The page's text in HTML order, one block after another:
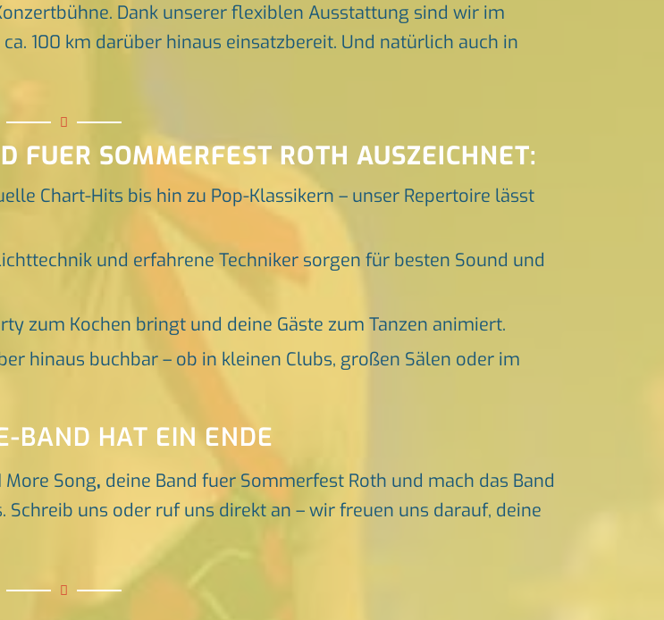
Dank unserer flexiblen Ausstattung sind wir im
100 km darüber hinaus einsatzbereit. Und natürlich auch in
FUER SOMMERFEST ROTH AUSZEICHNET:
Chart-Hits bis hin zu Pop-Klassikern – unser Repertoire lässt
und erfahrene Techniker sorgen für besten Sound und
zum Kochen bringt und deine Gäste zum Tanzen animiert.
hinaus buchbar – ob in kleinen Clubs, großen Sälen oder im
BAND HAT EIN ENDE
More Song, deine Band fuer Sommerfest Roth und mach das Band
uns oder ruf uns direkt an – wir freuen uns darauf, deine